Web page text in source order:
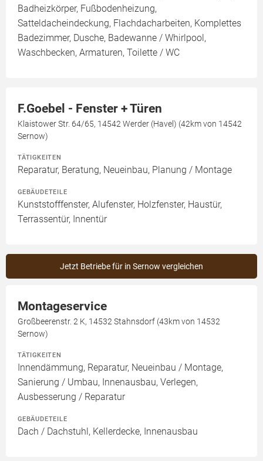
Badheizkörper, Fußbodenheizung,
Satteldacheindeckung, Flachdacharbeiten, Komplettes
Badezimmer, Dusche, Badewanne / Whirlpool,
Waschbecken, Armaturen, Toilette / WC
F.Goebel - Fenster + Türen
Klaistower Str. 64/65, 14542 Werder (Havel) (42km von 14542
Sernow)
TÄTIGKEITEN
Reparatur, Beratung, Neueinbau, Planung / Montage
GEBÄUDETEILE
Kunststofffenster, Alufenster, Holzfenster, Haustür,
Terrassentür, Innentür
Jetzt Betriebe für in Sernow vergleichen
Montageservice
Großbeerenstr. 2 K, 14532 Stahnsdorf (43km von 14532
Sernow)
TÄTIGKEITEN
Innendämmung, Reparatur, Neueinbau / Montage,
Sanierung / Umbau, Innenausbau, Verlegen,
Ausbesserung / Reparatur
GEBÄUDETEILE
Dach / Dachstuhl, Kellerdecke, Innenausbau